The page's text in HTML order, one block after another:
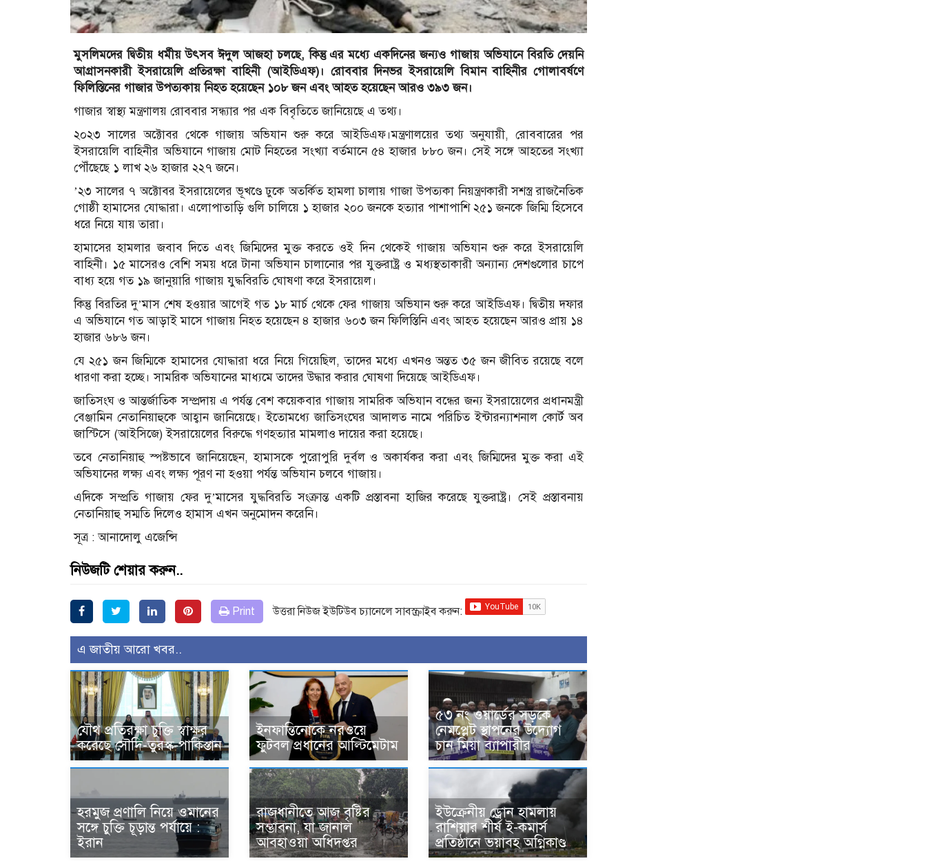
মুসলিমদের দ্বিতীয় ধর্মীয় উৎসব ঈদুল আজহা চলছে, কিন্তু এর মধ্যে একদিনের জন্যও গাজায় অভিযানে বিরতি দেয়নি
আগ্রাসনকারী ইসরায়েলি প্রতিরক্ষা বাহিনী (আইডিএফ)। রোববার দিনভর ইসরায়েলি বিমান বাহিনীর গোলাবর্ষণে
ফিলিস্তিনের গাজার উপত্যকায় নিহত হয়েছেন ১০৮ জন এবং আহত হয়েছেন আরও ৩৯৩ জন।
গাজার স্বাস্থ্য মন্ত্রণালয় রোববার সন্ধ্যার পর এক বিবৃতিতে জানিয়েছে এ তথ্য।
২০২৩ সালের অক্টোবর থেকে গাজায় অভিযান শুরু করে আইডিএফ।মন্ত্রণালয়ের তথ্য অনুযায়ী, রোববারের পর
ইসরায়েলি বাহিনীর অভিযানে গাজায় মোট নিহতের সংখ্যা বর্তমানে ৫৪ হাজার ৮৮০ জন। সেই সঙ্গে আহতের সংখ্যা
পৌঁছেছে ১ লাখ ২৬ হাজার ২২৭ জনে।
’২৩ সালের ৭ অক্টোবর ইসরায়েলের ভূখণ্ডে ঢুকে অতর্কিত হামলা চালায় গাজা উপত্যকা নিয়ন্ত্রণকারী সশস্ত্র রাজনৈতিক
গোষ্ঠী হামাসের যোদ্ধারা। এলোপাতাড়ি গুলি চালিয়ে ১ হাজার ২০০ জনকে হত্যার পাশাপাশি ২৫১ জনকে জিম্মি হিসেবে
ধরে নিয়ে যায় তারা।
হামাসের হামলার জবাব দিতে এবং জিম্মিদের মুক্ত করতে ওই দিন থেকেই গাজায় অভিযান শুরু করে ইসরায়েলি
বাহিনী। ১৫ মাসেরও বেশি সময় ধরে টানা অভিযান চালানোর পর যুক্তরাষ্ট্র ও মধ্যস্থতাকারী অন্যান্য দেশগুলোর চাপে
বাধ্য হয়ে গত ১৯ জানুয়ারি গাজায় যুদ্ধবিরতি ঘোষণা করে ইসরায়েল।
কিন্তু বিরতির দু’মাস শেষ হওয়ার আগেই গত ১৮ মার্চ থেকে ফের গাজায় অভিযান শুরু করে আইডিএফ। দ্বিতীয় দফার
এ অভিযানে গত আড়াই মাসে গাজায় নিহত হয়েছেন ৪ হাজার ৬০৩ জন ফিলিস্তিনি এবং আহত হয়েছেন আরও প্রায় ১৪
হাজার ৬৮৬ জন।
যে ২৫১ জন জিম্মিকে হামাসের যোদ্ধারা ধরে নিয়ে গিয়েছিল, তাদের মধ্যে এখনও অন্তত ৩৫ জন জীবিত রয়েছে বলে
ধারণা করা হচ্ছে। সামরিক অভিযানের মাধ্যমে তাদের উদ্ধার করার ঘোষণা দিয়েছে আইডিএফ।
জাতিসংঘ ও আন্তর্জাতিক সম্প্রদায় এ পর্যন্ত বেশ কয়েকবার গাজায় সামরিক অভিযান বন্ধের জন্য ইসরায়েলের প্রধানমন্ত্রী
বেঞ্জামিন নেতানিয়াহুকে আহ্বান জানিয়েছে। ইতোমধ্যে জাতিসংঘের আদালত নামে পরিচিত ইন্টারন্যাশনাল কোর্ট অব
জাস্টিসে (আইসিজে) ইসরায়েলের বিরুদ্ধে গণহত্যার মামলাও দায়ের করা হয়েছে।
তবে নেতানিয়াহু স্পষ্টভাবে জানিয়েছেন, হামাসকে পুরোপুরি দুর্বল ও অকার্যকর করা এবং জিম্মিদের মুক্ত করা এই
অভিযানের লক্ষ্য এবং লক্ষ্য পূরণ না হওয়া পর্যন্ত অভিযান চলবে গাজায়।
এদিকে সম্প্রতি গাজায় ফের দু’মাসের যুদ্ধবিরতি সংক্রান্ত একটি প্রস্তাবনা হাজির করেছে যুক্তরাষ্ট্র। সেই প্রস্তাবনায়
নেতানিয়াহু সম্মতি দিলেও হামাস এখন অনুমোদন করেনি।
সূত্র : আনাদোলু এজেন্সি
নিউজটি শেয়ার করুন..
Print উত্তরা নিউজ ইউটিউব চ্যানেলে সাবস্ক্রাইব করুন:
এ জাতীয় আরো খবর..
যৌথ প্রতিরক্ষা চুক্তি স্বাক্ষর
করেছে সৌদি-তুরস্ক-পাকিস্তান
ইনফান্তিনোকে নরওয়ে
ফুটবল প্রধানের আল্টিমেটাম
৫৩ নং ওয়ার্ডের সড়কে
নেমপ্লেট স্থাপনের উদ্যোগ
চান মিয়া ব্যাপারীর
হরমুজ প্রণালি নিয়ে ওমানের
সঙ্গে চুক্তি চূড়ান্ত পর্যায়ে :
ইরান
রাজধানীতে আজ বৃষ্টির
সম্ভাবনা, যা জানাল
আবহাওয়া অধিদপ্তর
ইউক্রেনীয় ড্রোন হামলায়
রাশিয়ার শীর্ষ ই-কমার্স
প্রতিষ্ঠানে ভয়াবহ অগ্নিকাণ্ড